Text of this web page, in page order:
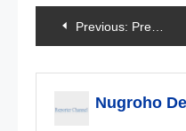
Navigasi
pos
Previous: Presiden Beri Bantuan Stimulan Kepada 1.360 Petani Gagal Panen
Nugroho